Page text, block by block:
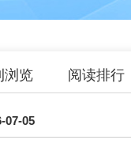
浏览 阅读排行
07-05